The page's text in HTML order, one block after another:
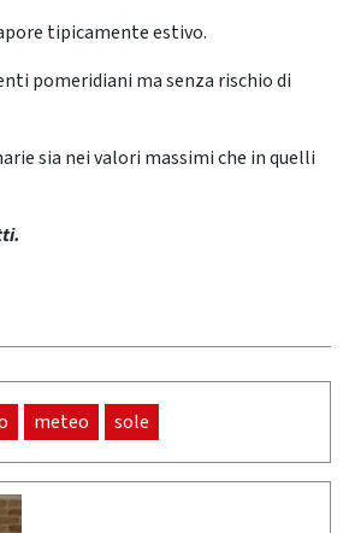
tipicamente estivo.
pomeridiani ma senza rischio di
sia nei valori massimi che in quelli
meteo sole